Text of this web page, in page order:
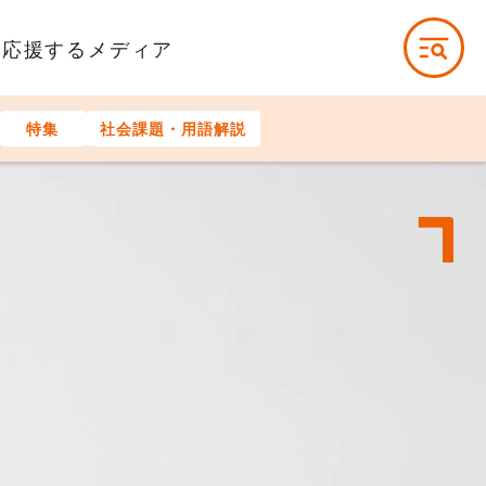
援するメディア
特集 社会課題・用語解説